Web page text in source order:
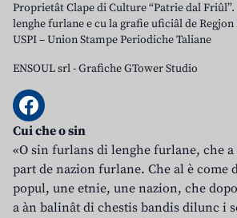
Proprietât Clape di Culture “Patrie dal
lenghe furlane e cu la grafie uficiâl de Regjon
USPI – Union Stampe Periodiche Taliane
ENSOUL srl-Grafiche GTower Studio
Cui che o sin
«O sin furlans di lenghe furlane, che
part de nazion furlane. Che al è come
popul, une etnie, une nazion, che
a àn balinât di chestis bandis dilunc i